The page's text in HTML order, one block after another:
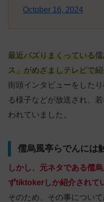
October 16, 2024
最近バズりまくっている
ス」がめざましテレビで
街頭インタビューをした
る様子などが放送され、
われていました。
儒烏風亭らでんには
しかし、元ネタである儒
ずtiktokerしか紹介されて
そのため、その事につい